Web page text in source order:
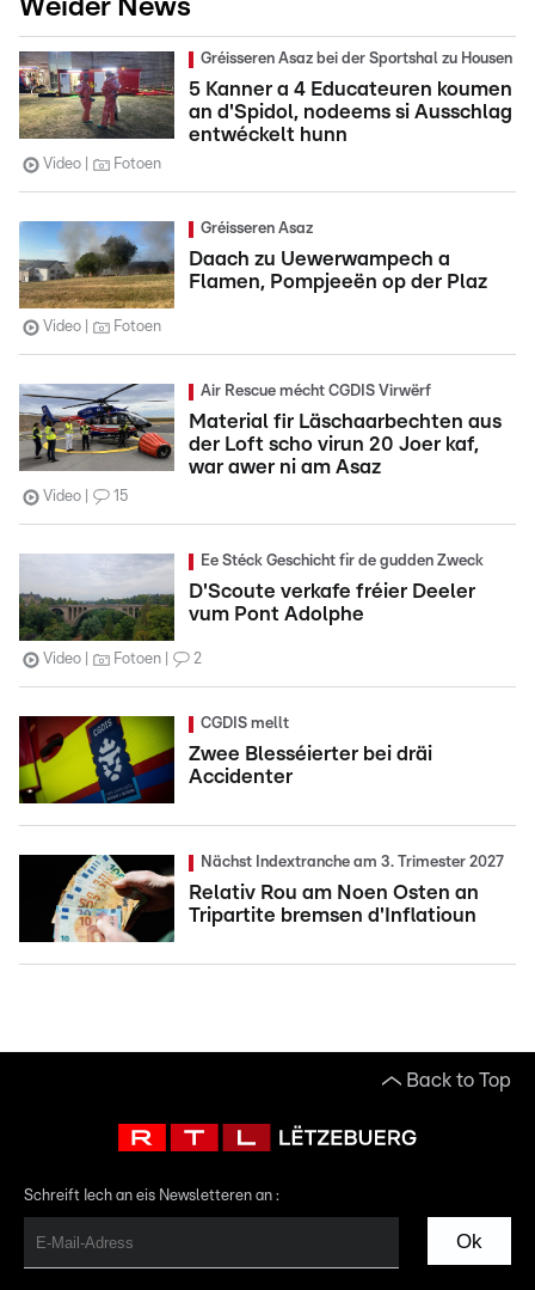
Weider News
Gréisseren Asaz bei der Sportshal zu Housen
5 Kanner a 4 Educateuren koumen
an d'Spidol, nodeems si Ausschlag
entwéckelt hunn
Video Fotoen
Gréisseren Asaz
Daach zu Uewerwampech a
Flamen, Pompjeeën op der Plaz
Video Fotoen
Air Rescue mécht CGDIS Virwërf
Material fir Läschaarbechten aus
der Loft scho virun 20 Joer kaf,
war awer ni am Asaz
Video 15
Ee Stéck Geschicht fir de gudden Zweck
D'Scoute verkafe fréier Deeler
vum Pont Adolphe
Video Fotoen 2
CGDIS mellt
Zwee Blesséierter bei dräi
Accidenter
Nächst Indextranche am 3. Trimester 2027
Relativ Rou am Noen Osten an
Tripartite bremsen d'Inflatioun
Back to Top
Schreift Iech an eis Newsletteren an :
Ok